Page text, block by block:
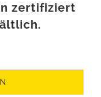
zertifiziert